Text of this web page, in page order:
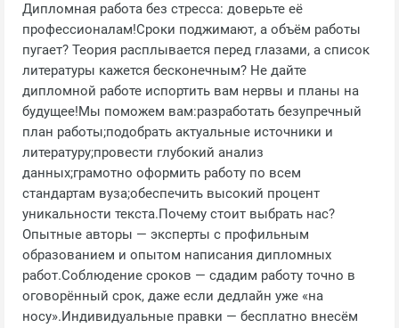
Дипломная работа без стресса: доверьте её
профессионалам!Сроки поджимают, а объём работы
пугает? Теория расплывается перед глазами, а список
литературы кажется бесконечным? Не дайте
дипломной работе испортить вам нервы и планы на
будущее!Мы поможем вам:разработать безупречный
план работы;подобрать актуальные источники и
литературу;провести глубокий анализ
данных;грамотно оформить работу по всем
стандартам вуза;обеспечить высокий процент
уникальности текста.Почему стоит выбрать нас?
Опытные авторы — эксперты с профильным
образованием и опытом написания дипломных
работ.Соблюдение сроков — сдадим работу точно в
оговорённый срок, даже если дедлайн уже «на
носу».Индивидуальные правки — бесплатно внесём